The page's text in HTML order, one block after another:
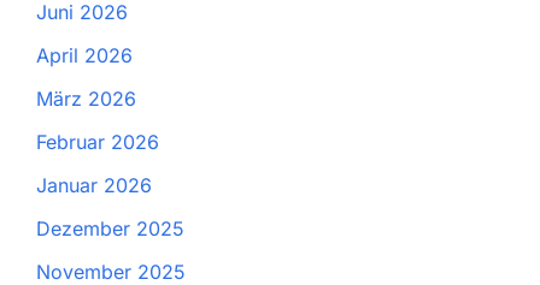
Juni 2026
April 2026
März 2026
Februar 2026
Januar 2026
Dezember 2025
November 2025